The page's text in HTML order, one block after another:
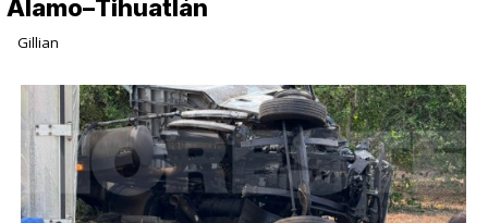
Álamo–Tihuatlán
Gillian